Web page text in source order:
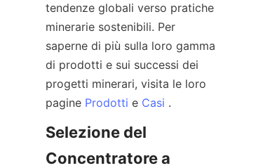
tendenze globali verso pratiche
minerarie sostenibili. Per
saperne di più sulla loro gamma
di prodotti e sui successi dei
progetti minerari, visita le loro
pagine Prodotti e Casi
Selezione del
Concentratore a